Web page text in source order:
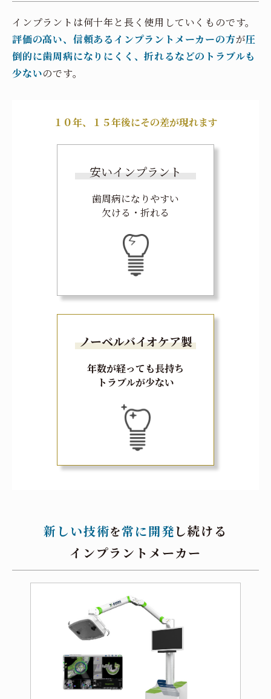
インプラントは何十年と長く使用していくものです。
評価の高い、信頼あるインプラントメーカーの方が圧
倒的に歯周病になりにくく、折れるなどのトラブルも
少ないのです。
１０年、１５年後にその差が現れます
安いインプラント
歯周病になりやすい
欠ける・折れる
ノーベルバイオケア製
年数が経っても長持ち
トラブルが少ない
新しい技術を常に開発し続ける
インプラントメーカー